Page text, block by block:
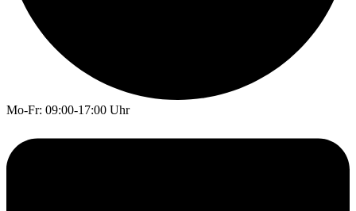
Mo-Fr: 09:00-17:00 Uhr